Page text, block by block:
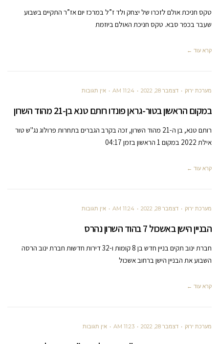
טקס חניכת אולם לזכרו של יצחק ולד ז”ל במרכז יום אז”ר התקיים בשבוע
שעבר בכפר סבא. טקס חניכת האולם ביוזמת
קרא עוד ←
מערכת ירוק דצמבר 28, 2022 11:24 AM אין תגובות
במקום הראשון בטור-גראן פונדו רותם טנא בן-21 מהוד השרון
רותם טנא, בן ה-21 מהוד השרון, זכה בקרב הגברים בתחרות פרולוג נג"ש טור
אילת 2022 במקום 1 הראשון בזמן 04:17
קרא עוד ←
מערכת ירוק דצמבר 28, 2022 11:24 AM אין תגובות
הבניין הישן באשכול 7 בהוד השרון נהרס
חברת ינוב תקים בניין חדש בן 8 קומות ו-32 דירות חדשות חברת ינוב הרסה
השבוע את הבניין הישן ברחוב אשכול
קרא עוד ←
מערכת ירוק דצמבר 28, 2022 11:23 AM אין תגובות